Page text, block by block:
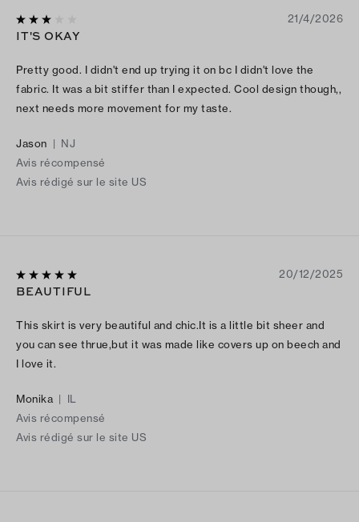
21/4/2026
IT'S OKAY
Pretty good. I didn't end up trying it on bc I didn't love the
fabric. It was a bit stiffer than I expected. Cool design though,,
next needs more movement for my taste.
Jason | NJ
Avis récompensé
Avis rédigé sur le site US
20/12/2025
BEAUTIFUL
This skirt is very beautiful and chic.It is a little bit sheer and
you can see thrue,but it was made like covers up on beech and
I love it.
Monika | IL
Avis récompensé
Avis rédigé sur le site US